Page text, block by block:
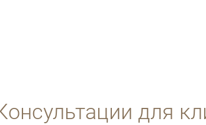
для